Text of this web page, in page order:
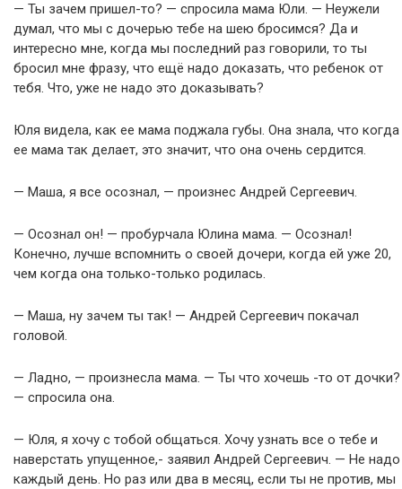
— Ты зачем пришел-то? — спросила мама Юли. — Неужели
думал, что мы с дочерью тебе на шею бросимся? Да и
интересно мне, когда мы последний раз говорили, то ты
бросил мне фразу, что ещё надо доказать, что ребенок от
тебя. Что, уже не надо это доказывать?
Юля видела, как ее мама поджала губы. Она знала, что когда
ее мама так делает, это значит, что она очень сердится.
— Маша, я все осознал, — произнес Андрей Сергеевич.
— Осознал он! — пробурчала Юлина мама. — Осознал!
Конечно, лучше вспомнить о своей дочери, когда ей уже 20,
чем когда она только-только родилась.
— Маша, ну зачем ты так! — Андрей Сергеевич покачал
головой.
— Ладно, — произнесла мама. — Ты что хочешь -то от дочки?
— спросила она.
— Юля, я хочу с тобой общаться. Хочу узнать все о тебе и
наверстать упущенное,- заявил Андрей Сергеевич. — Не надо
каждый день. Но раз или два в месяц, если ты не против, мы